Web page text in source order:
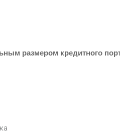
размером кредитного